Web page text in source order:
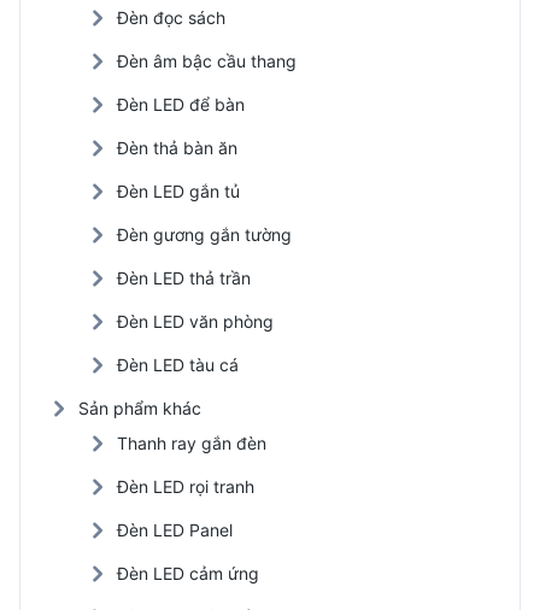
Đèn đọc sách
Đèn âm bậc cầu thang
Đèn LED để bàn
Đèn thả bàn ăn
Đèn LED gắn tủ
Đèn gương gắn tường
Đèn LED thả trần
Đèn LED văn phòng
Đèn LED tàu cá
Sản phẩm khác
Thanh ray gắn đèn
Đèn LED rọi tranh
Đèn LED Panel
Đèn LED cảm ứng